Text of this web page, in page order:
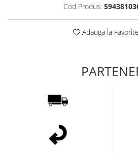
Cod Produs:
Adauga la Favorite